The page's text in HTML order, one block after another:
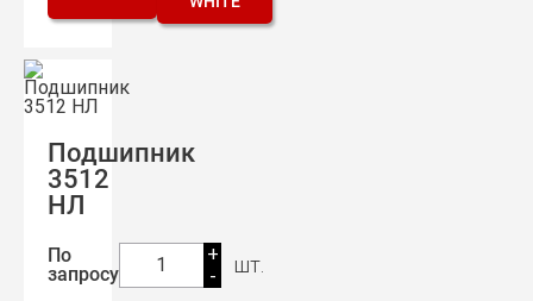
Подшипник
3512
НЛ
По
запросу
1
+
-
шт.